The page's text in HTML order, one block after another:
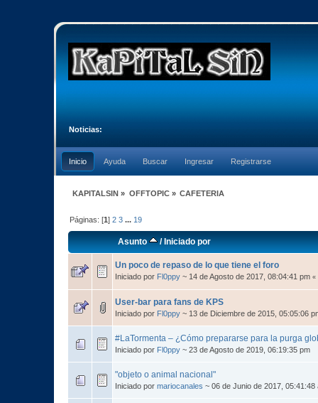
Noticias:
Inicio Ayuda Buscar Ingresar Registrarse
KAPITALSIN » OFFTOPIC» CAFETERIA
Páginas: [1]2 3 ... 19
Asunto /Iniciado por
Un poco de repaso de lo que tiene el foro
Iniciado por Fl0ppy ~ 14 de Agosto de 2017, 08:04:41 pm «
User-bar para fans de KPS
Iniciado por Fl0ppy ~ 13 de Diciembre de 2015, 05:05:06
#LaTormenta – ¿Cómo prepararse para la purga
Iniciado por Fl0ppy ~ 23 de Agosto de 2019, 06:19:35 pm
"objeto o animal nacional"
Iniciado por mariocanales ~ 06 de Junio de 2017, 05:41:48